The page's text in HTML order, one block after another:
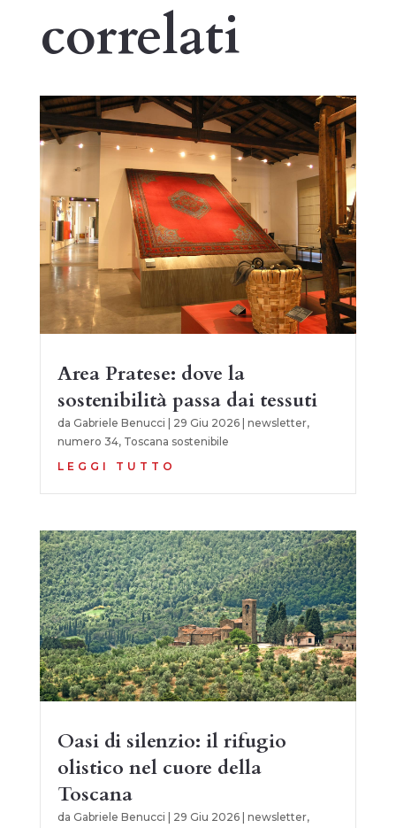
correlati
Area Pratese: dove la
sostenibilità passa dai tessuti
da Gabriele Benucci | 29 Giu 2026| newsletter,
numero 34, Toscana sostenibile
LEGGI TUTTO
Oasi di silenzio: il rifugio
olistico nel cuore della
Toscana
da Gabriele Benucci 29 Giu 2026| newsletter,